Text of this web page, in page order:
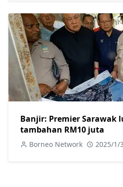
Banjir: Premier Sarawak
tambahan RM10 juta
Borneo Network 2025/1/